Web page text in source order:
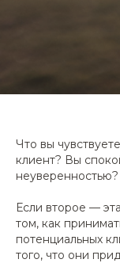
Что вы
клиент? Вы
неуверенностью?
Если второе —
том, как
потенциальных
того, что они